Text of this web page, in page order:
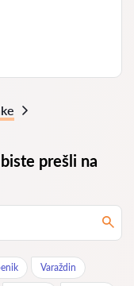
prešli na
Varaždin